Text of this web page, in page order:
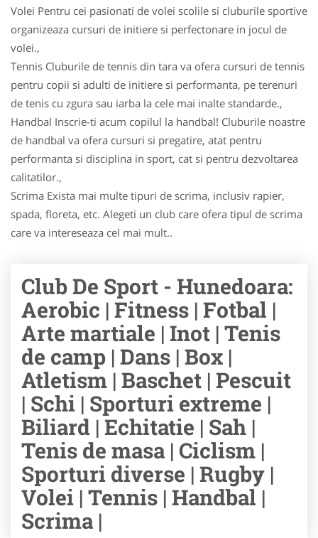
Volei Pentru cei pasionati de volei scolile si cluburile sportive
organizeaza cursuri de initiere si perfectonare in jocul de
volei.,
Tennis Cluburile de tennis din tara va ofera cursuri de tennis
pentru copii si adulti de initiere si performanta, pe terenuri
de tenis cu zgura sau iarba la cele mai inalte standarde.,
Handbal Inscrie-ti acum copilul la handbal! Cluburile noastre
de handbal va ofera cursuri si pregatire, atat pentru
performanta si disciplina in sport, cat si pentru dezvoltarea
calitatilor.,
Scrima Exista mai multe tipuri de scrima, inclusiv rapier,
spada, floreta, etc. Alegeti un club care ofera tipul de scrima
care va intereseaza cel mai mult..
Club De Sport - Hunedoara:
Aerobic | Fitness | Fotbal |
Arte martiale | Inot | Tenis
de camp | Dans | Box |
Atletism | Baschet | Pescuit
| Schi | Sporturi extreme |
Biliard | Echitatie | Sah |
Tenis de masa | Ciclism |
Sporturi diverse | Rugby |
Volei | Tennis | Handbal |
Scrima |